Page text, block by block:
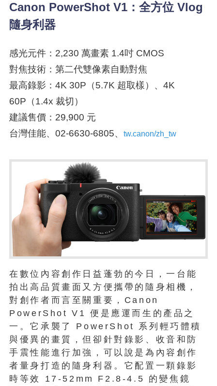
Canon PowerShot V1：全方位 Vlog
隨身利器
感光元件：2,230 萬畫素 1.4吋 CMOS
對焦技術：第二代雙像素自動對焦
最高錄影：4K 30P（5.7K 超取樣）、4K
60P（1.4x 裁切）
建議售價：29,900 元
台灣佳能、02-6630-6805、tw.canon/zh_tw
在數位內容創作日益蓬勃的今日，一台能
拍出高品質畫面又方便攜帶的隨身相機，
對創作者而言至關重要，Canon
PowerShot V1 便是應運而生的產品之
一。它承襲了 PowerShot 系列輕巧體積
與優異的畫質，但卻針對錄影、收音和防
手震性能進行加強，可以說是為內容創作
者量身打造的隨身利器。它配置一顆錄影
時等效 17-52mm F2.8-4.5 的變焦鏡